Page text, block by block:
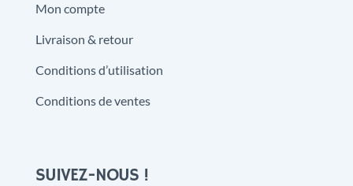
Mon compte
Livraison & retour
Conditions d’utilisation
Conditions de ventes
SUIVEZ-NOUS !